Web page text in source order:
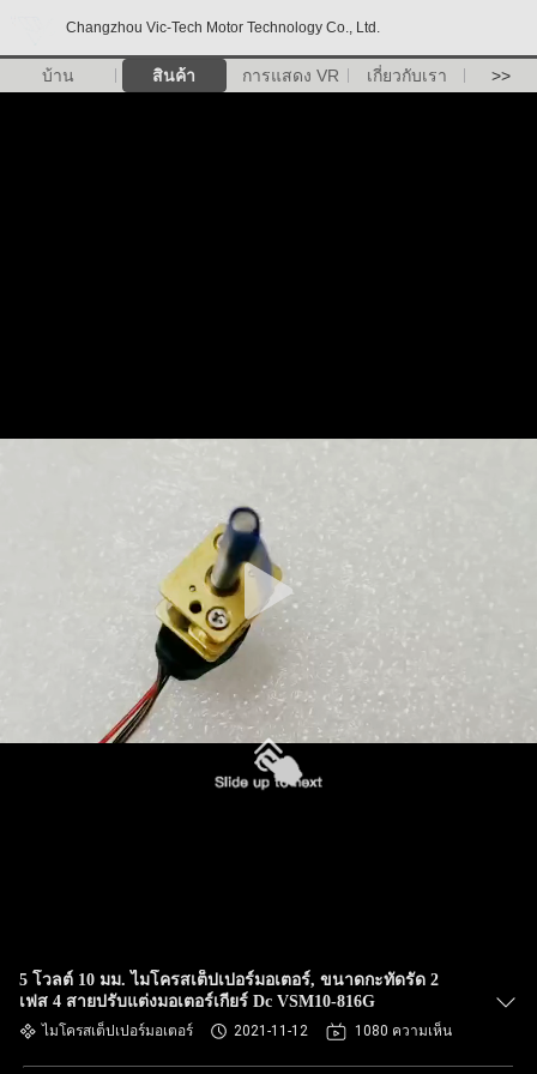
Changzhou Vic-Tech Motor Technology Co., Ltd.
บ้าน สินค้า การแสดง VR เกี่ยวกับเรา >>
5 โวลต์ 10 มม. ไมโครสเต็ปเปอร์มอเตอร์, ขนาดกะทัดรัด 2
เฟส 4 สายปรับแต่งมอเตอร์เกียร์ Dc VSM10-816G
ไมโครสเต็ปเปอร์มอเตอร์ 2021-11-12 1080 ความเห็น